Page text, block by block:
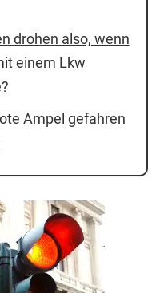
drohen also, wenn
einem Lkw
Ampel gefahren